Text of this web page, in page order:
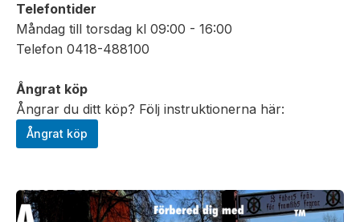
Telefontider
Måndag till torsdag kl 09:00 - 16:00
Telefon 0418-488100
Ångrat köp
Ångrar du ditt köp? Följ instruktionerna här:
Ångrat köp